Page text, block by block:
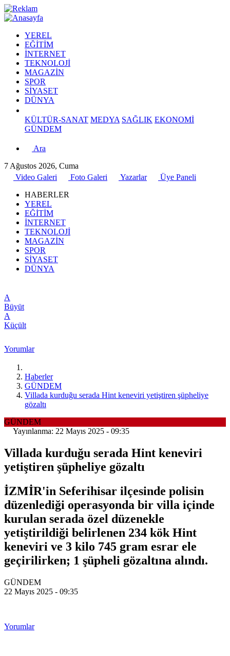
YEREL
EĞİTİM
İNTERNET
TEKNOLOJİ
MAGAZİN
SPOR
SİYASET
DÜNYA
KÜLTÜR-SANAT MEDYA SAĞLIK EKONOMİ
GÜNDEM
Ara
7 Ağustos 2026, Cuma
Video Galeri
Foto Galeri Yazarlar
Üye Paneli
HABERLER
YEREL
EĞİTİM
İNTERNET
TEKNOLOJİ
MAGAZİN
SPOR
SİYASET
DÜNYA
A
Büyüt
A
Küçült
Yorumlar
Haberler
GÜNDEM
Villada kurduğu serada Hint keneviri yetiştiren şüpheliye
gözaltı
GÜNDEM
Yayınlanma: 22 Mayıs 2025 - 09:35
Villada kurduğu serada Hint keneviri
yetiştiren şüpheliye gözaltı
İZMİR'in Seferihisar ilçesinde polisin
düzenlediği operasyonda bir villa içinde
kurulan serada özel düzenekle
yetiştirildiği belirlenen 234 kök Hint
keneviri ve 3 kilo 745 gram esrar ele
geçirilirken; 1 şüpheli gözaltına alındı.
GÜNDEM
22 Mayıs 2025 - 09:35
Yorumlar